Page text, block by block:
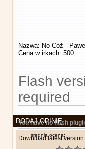
Nazwa: No Cóż -
Cena w irkach: 500
Flash
required
You have no flash
Download latest version
DODAJ OPINIĘ
średnia ocena: